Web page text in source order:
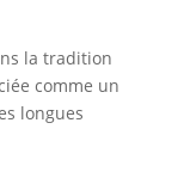
la tradition
comme un
longues